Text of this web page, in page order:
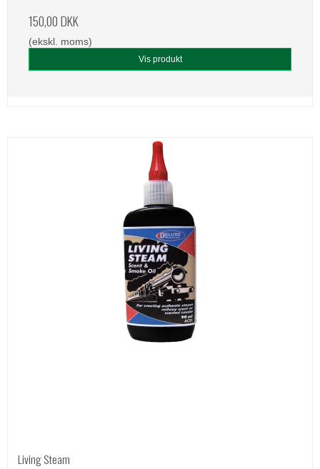
150,00 DKK
(ekskl. moms)
Vis produkt
Living Steam